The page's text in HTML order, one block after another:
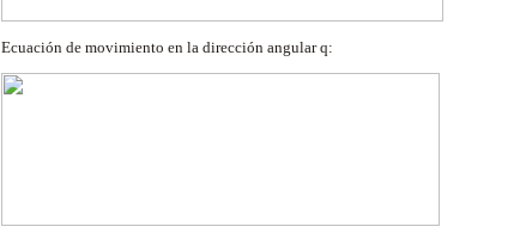
Ecuación de movimiento en la dirección angularq: